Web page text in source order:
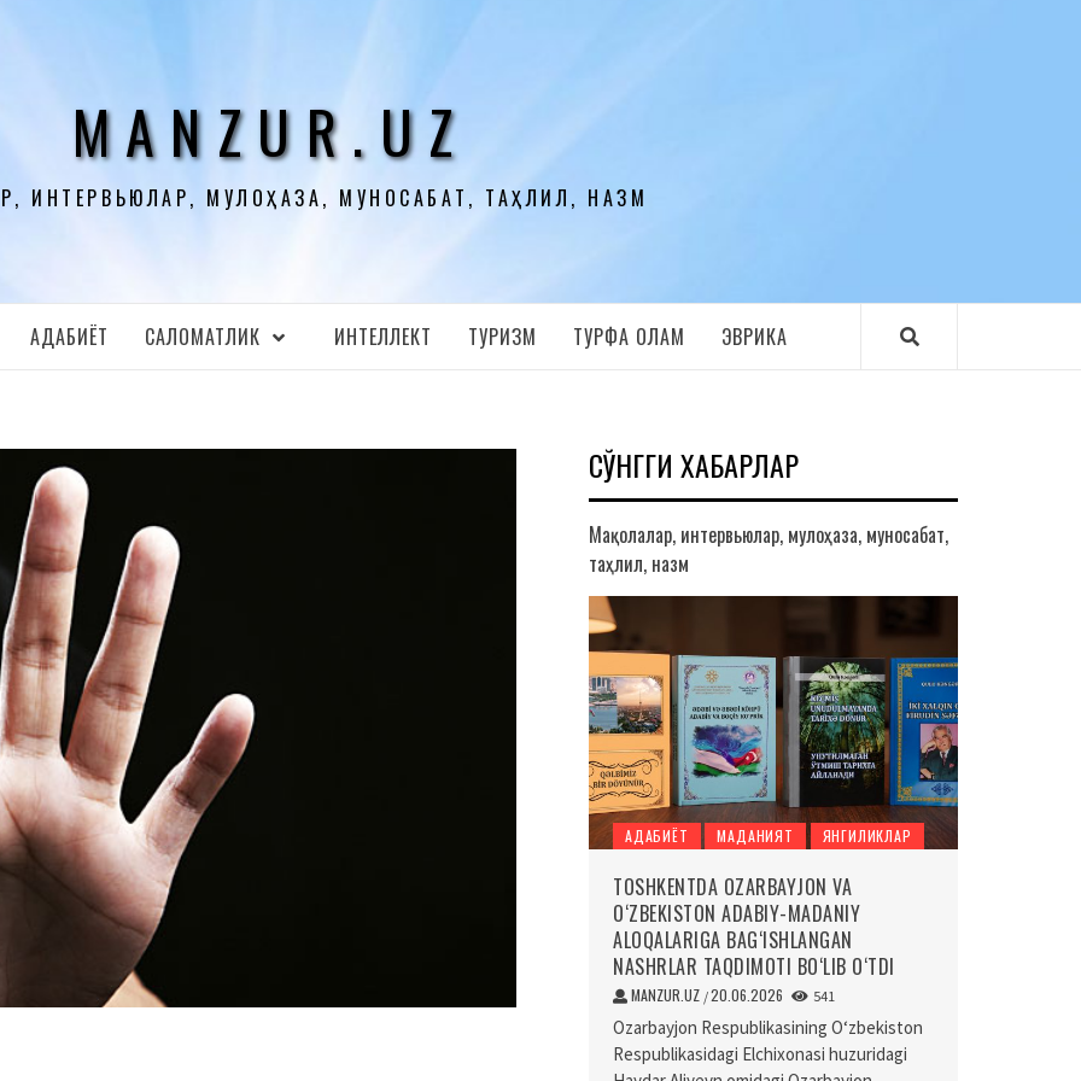
MANZUR.UZ
ИНТЕРВЬЮЛАР, МУЛОҲАЗА, МУНОСАБАТ, ТАҲЛИЛ, НАЗМ
АДАБИЁТ CАЛОМАТЛИК ИНТЕЛЛЕКТ ТУРИЗМ ТУРФА ОЛАМ ЭВРИКА
СЎНГГИ ХАБАРЛАР
Мақолалар, интервьюлар, мулоҳаза, муносабат,
таҳлил, назм
АДАБИЁТ МАДАНИЯТ ЯНГИЛИКЛАР
TOSHKENTDA OZARBAYJON VA
O‘ZBEKISTON ADABIY-MADANIY
ALOQALARIGA BAG‘ISHLANGAN
NASHRLAR TAQDIMOTI BO‘LIB O‘TDI
MANZUR.UZ /20.06.2026 541
Ozarbayjon Respublikasining O‘zbekiston
Respublikasidagi Elchixonasi huzuridagi